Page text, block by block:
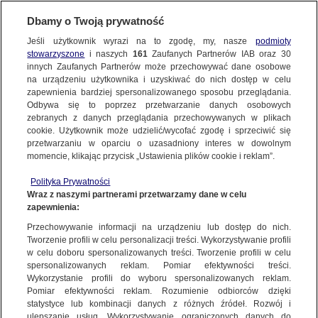
FAKTY | ZOBACZ FAKTY
Czy Europa jest w stanie dostarczyć zamienniki amerykańskich
technologii?
NAJNOWSZE
ZOBACZ FAKTY
FAKTY PO FAKTACH
FAKTY O ŚWIECIE
WIĘCEJ
KANAŁY
Dzień dobry!
Jedno konto do wszystkich usług
Dbamy o Twoją prywatność
Jeśli użytkownik wyrazi na to zgodę, my, nasze podmioty
stowarzyszone i naszych 161Zaufanych Partnerów IAB oraz 30
innych Zaufanych Partnerów może przechowywać dane osobowe
na urządzeniu użytkownika i uzyskiwać do nich dostęp w celu
zapewnienia bardziej spersonalizowanego sposobu przeglądania.
Odbywa się to poprzez przetwarzanie danych osobowych
zebranych z danych przeglądania przechowywanych w plikach
cookie. Użytkownik może udzielić/wycofać zgodę i sprzeciwić się
przetwarzaniu w oparciu o uzasadniony interes w dowolnym
momencie, klikając przycisk „Ustawienia plików cookie i reklam”.
Polityka Prywatności
Wraz z naszymi partnerami przetwarzamy dane w celu
zapewnienia:
Przechowywanie informacji na urządzeniu lub dostęp do nich.
Tworzenie profili w celu personalizacji treści. Wykorzystywanie profili
w celu doboru spersonalizowanych treści. Tworzenie profili w celu
spersonalizowanych reklam. Pomiar efektywności treści.
Wykorzystanie profili do wyboru spersonalizowanych reklam.
Pomiar efektywności reklam. Rozumienie odbiorców dzięki
statystyce lub kombinacji danych z różnych źródeł. Rozwój i